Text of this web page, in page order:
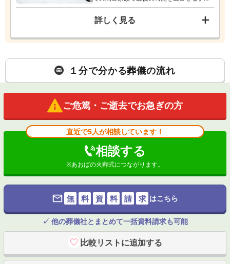
ンです。 思い出がたくさん詰まったご自宅
たりと過ごすことができます。 ※料金は事
前資料請求（予約）などの割引適用後の価
詳しく見る
１分で分かる葬儀の流れ
ご危篤・ご逝去でお急ぎの方
直近で5人が相談しています！
相談する
※あおばの火葬式につながります。
無 料 資 料 請 求 はこちら
✓ 他の葬儀社とまとめて一括資料請求も可能
比較リストに追加する